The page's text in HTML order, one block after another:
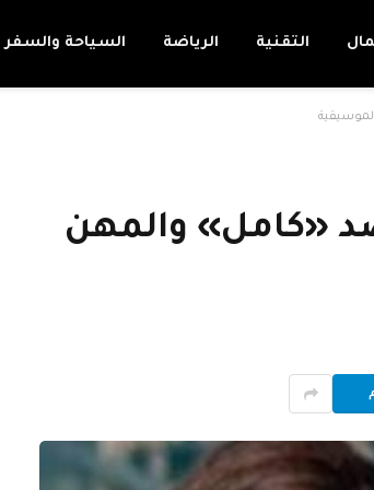
التقنية الرياضة السياحة والسفر
«كامل» والمهن